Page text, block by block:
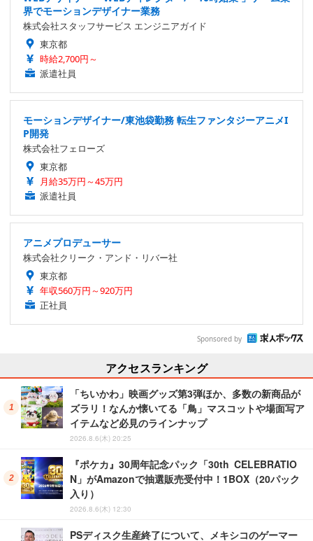
界でモーションデザイナー業務
株式会社スタッフサービス エンジニアガイド
東京都
時給2,700円～
派遣社員
モーションデザイナー/東池袋勤務 転生ファンタジーアニメI
P開発
株式会社フェローズ
東京都
月給35万円～45万円
派遣社員
アニメプロデューサー
株式会社クリーク・アンド・リバー社
東京都
年収560万円～920万円
正社員
Sponsored by
アクセスランキング
「ちいかわ」映画グッズ第3弾ほか、多数の新商品が
ズラリ！なんか懐いてる「鳥」マスコットや場面写ア
イテムなど必見のラインナップ
2026.8.6(木) 20:25
『ポケカ』30周年記念パック「30th CELEBRATIO
N」がAmazonで抽選販売受付中！1BOX（20パック
入り）
2026.8.6(木) 12:30
PSディスク生産終了について、メキシコのゲーマー